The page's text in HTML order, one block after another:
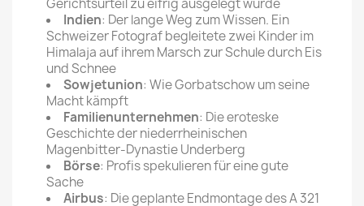
Gerichtsurteil zu eifrig ausgelegt wurde
Indien: Der lange Weg zum Wissen. Ein
Schweizer Fotograf begleitete zwei Kinder im
Himalaja auf ihrem Marsch zur Schule durch Eis
und Schnee
Sowjetunion: Wie Gorbatschow um seine
Macht kämpft
Familienunternehmen: Die eroteske
Geschichte der niederrheinischen
Magenbitter-Dynastie Underberg
Börse: Profis spekulieren für eine gute
Sache
Airbus: Die geplante Endmontage des A 321